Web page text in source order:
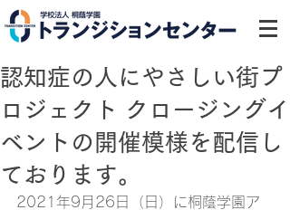
認知症の人にやさしい街プ
ロジェクト クロージングイ
ベントの開催模様を配信し
ております。
2021年9月26日（日）に桐蔭学園ア